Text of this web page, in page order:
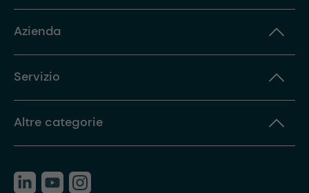
Azienda
Servizio
Altre categorie